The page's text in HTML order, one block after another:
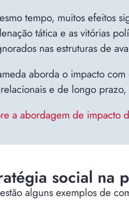
tempo, muitos efeitos
tática e as vitórias
nas estruturas de
aborda o impacto
e de longo
a abordagem de impacto
social na
alguns exemplos de